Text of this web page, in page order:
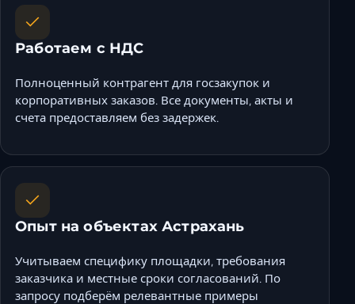
Черкесск
Ялта
Работаем с НДС
Полноценный контрагент для госзакупок и
корпоративных заказов. Все документы, акты и
счета предоставляем без задержек.
Опыт на объектах Астрахань
Учитываем специфику площадки, требования
заказчика и местные сроки согласований. По
запросу подберём релевантные примеры